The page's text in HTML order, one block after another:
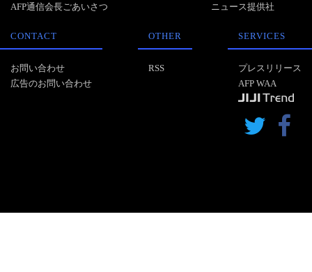
AFP通信会長ごあいさつ
ニュース提供社
CONTACT
お問い合わせ
広告のお問い合わせ
OTHER
RSS
SERVICES
プレスリリース
AFP WAA